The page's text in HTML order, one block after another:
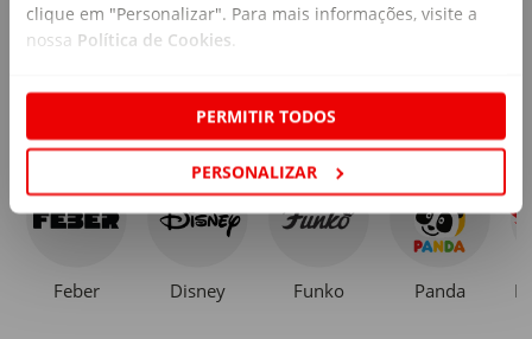
clique em "Personalizar". Para mais informações, visite a
nossa Política de Cookies
PERMITIR TODOS
PERSONALIZAR
Comprar por marca
Feber Disney Funko Panda